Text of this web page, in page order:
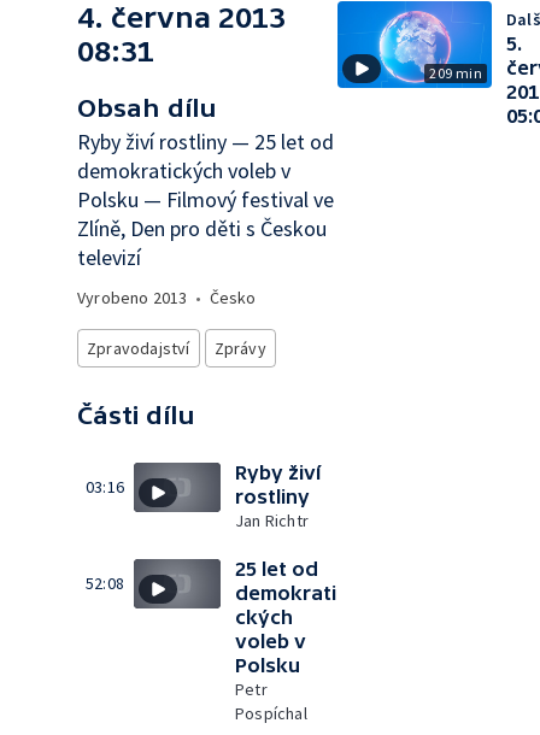
4. června 2013
08:31
Obsah dílu
Ryby živí rostliny — 25 let od
demokratických voleb v
Polsku — Filmový festival ve
Zlíně, Den pro děti s Českou
televizí
Vyrobeno 2013 • Česko
Zpravodajství Zprávy
Části dílu
03:16
Ryby živí
rostliny
Jan Richtr
52:08
25 let od
demokrati
ckých
voleb v
Polsku
Petr
Pospíchal
209 min
5.